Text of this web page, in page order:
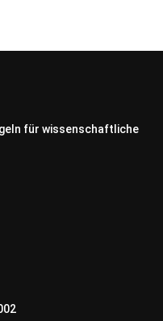
für wissenschaftliche